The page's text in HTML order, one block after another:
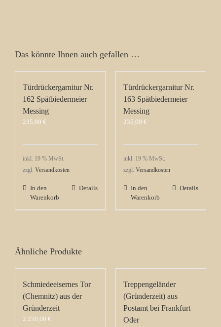
Das könnte Ihnen auch gefallen …
Türdrückergarnitur Nr.
162 Spätbiedermeier
Messing
235,00 €
inkl. 19 % MwSt.
zzgl. Versandkosten
In den
Warenkorb
Details
Türdrückergarnitur Nr.
163 Spätbiedermeier
Messing
235,00 €
inkl. 19 % MwSt.
zzgl. Versandkosten
In den
Warenkorb
Details
Ähnliche Produkte
Schmiedeeisernes Tor
(Chemnitz) aus der
Gründerzeit
2.250,00 €
Treppengeländer
(Gründerzeit) aus
Postamt bei Frankfurt
Oder